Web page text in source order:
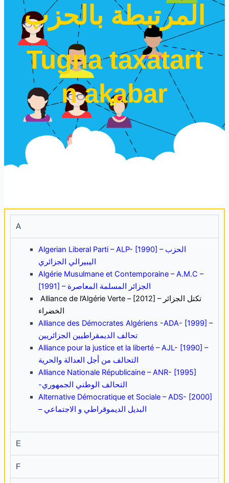
المرتبطة بالحزب
Tugna taxatart
n akabar
A
Algerian Liberal Parti – ALP- [1990] – الحزب
اليبيرالي الجزائري
Algérie Musulmane et Contemporaine – A.M.C –
[1991] – الجزائر المسلمة المعاصرة
Alliance de l’Algérie Verte – [2012] – تكتل الجزائر
الخضراء
Alliance des Démocrates Algériens -ADA- [1999] –
تحالف الديمقراطيين الجزائريين
Alliance pour la justice et la liberté – AJL- [1990] –
التحالف من أجل العدالة والحرية
Alliance Nationale Républicaine – ANR- [1995]
-التحالف الوطني الجمهوري
Alternative Démocratique et Sociale – ADS- [2000]
– البديل الديموقراطي و الاجتماعي
E
F